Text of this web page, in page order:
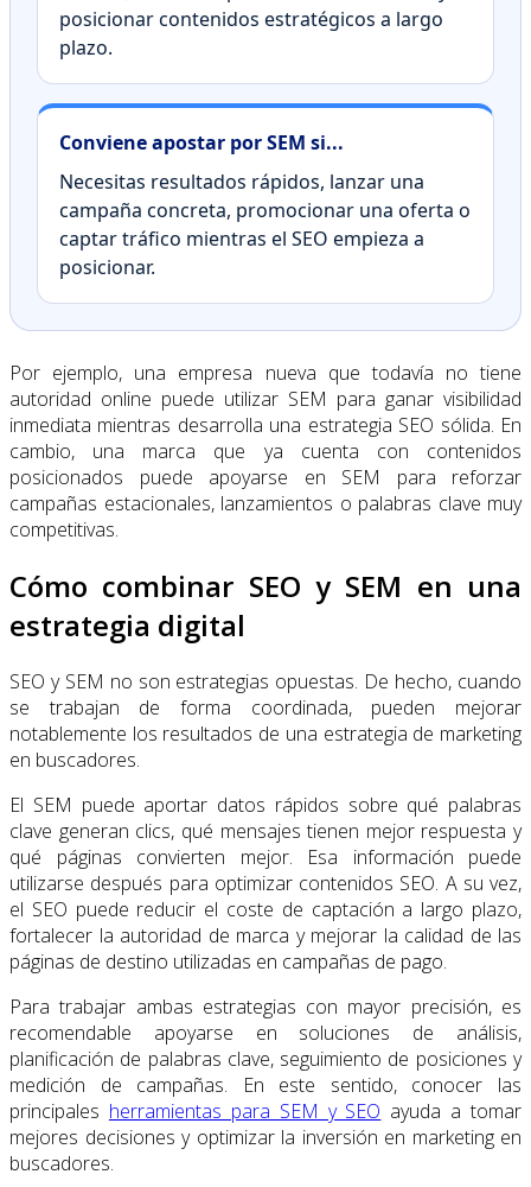
posicionar contenidos estratégicos a largo
plazo.
Conviene apostar por SEM si...
Necesitas resultados rápidos, lanzar una
campaña concreta, promocionar una oferta o
captar tráfico mientras el SEO empieza a
posicionar.
Por ejemplo, una empresa nueva que todavía no tiene
autoridad online puede utilizar SEM para ganar visibilidad
inmediata mientras desarrolla una estrategia SEO sólida. En
cambio, una marca que ya cuenta con contenidos
posicionados puede apoyarse en SEM para reforzar
campañas estacionales, lanzamientos o palabras clave muy
competitivas.
Cómo combinar SEO y SEM en una
estrategia digital
SEO y SEM no son estrategias opuestas. De hecho, cuando
se trabajan de forma coordinada, pueden mejorar
notablemente los resultados de una estrategia de marketing
en buscadores.
El SEM puede aportar datos rápidos sobre qué palabras
clave generan clics, qué mensajes tienen mejor respuesta y
qué páginas convierten mejor. Esa información puede
utilizarse después para optimizar contenidos SEO. A su vez,
el SEO puede reducir el coste de captación a largo plazo,
fortalecer la autoridad de marca y mejorar la calidad de las
páginas de destino utilizadas en campañas de pago.
Para trabajar ambas estrategias con mayor precisión, es
recomendable apoyarse en soluciones de análisis,
planificación de palabras clave, seguimiento de posiciones y
medición de campañas. En este sentido, conocer las
principales herramientas para SEM y SEO ayuda a tomar
mejores decisiones y optimizar la inversión en marketing en
buscadores.